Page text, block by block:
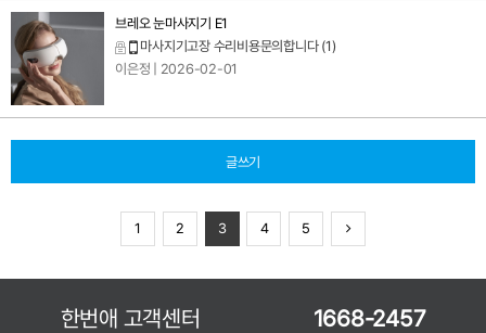
브레오 눈마사지기 E1
마사지기고장 수리비용문의합니다 (1)
이은정
| 2026-02-01
글쓰기
1 2 3 4 5
한번애 고객센터
1668-2457